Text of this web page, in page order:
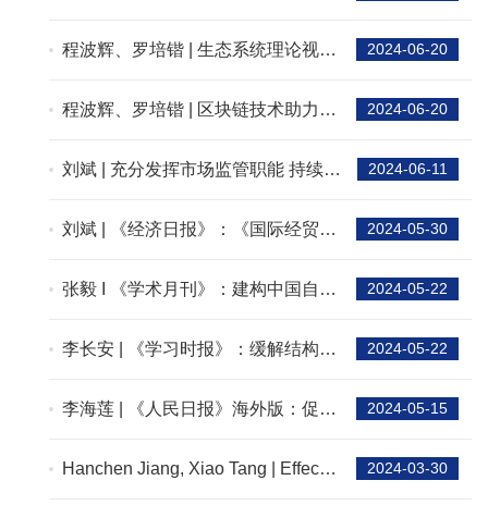
程波辉、罗培锴 | 生态系统理论视域
基于31个案例的模糊集定性比较分
2024-06-20
​程波辉、罗培锴 | 区块链技术助力城
TOE框架的定性比较分析
2024-06-20
刘斌 | 充分发挥市场监管职能 持续优
2024-06-11
刘斌 | 《经济日报》：《国际经贸规
边贸易体制仍具强生命力
2024-05-30
张毅 I 《学术月刊》：建构中国自主
性、基本框架与主要途径
2024-05-22
李长安 | 《学习时报》：缓解结构性
2024-05-22
李海莲 | 《人民日报》海外版：促进
谈）
2024-05-15
Hanchen Jiang, Xiao Tang | Effects
2024-03-30